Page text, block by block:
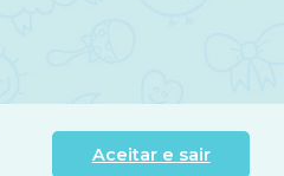
Aceitar e sair